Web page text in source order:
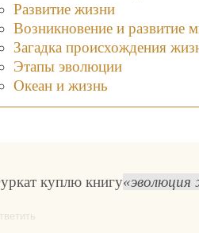
Развитие жизни
Возникновение и развитие
Загадка происхождения
Этапы эволюции
Океан и жизнь
куплю книгу